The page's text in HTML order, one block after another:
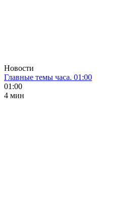
Новости
Главные темы часа. 01:00
01:00
4 мин